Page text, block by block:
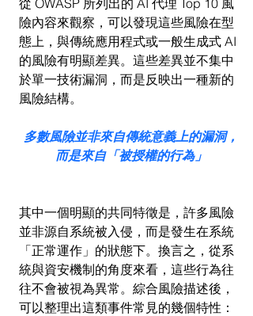
從 OWASP 所列出的 AI 代理 Top 10 風
險內容來觀察，可以發現這些風險在型
態上，與傳統應用程式或一般生成式 AI
的風險有明顯差異。這些差異並不集中
於單一技術漏洞，而是反映出一種新的
風險結構。
多數風險並非來自傳統意義上的漏洞，
而是來自「被授權的行為」
其中一個明顯的共同特徵是，許多風險
並非源自系統被入侵，而是發生在系統
「正常運作」的狀態下。換言之，從系
統與資安機制的角度來看，這些行為往
往不會被視為異常。綜合風險描述後，
可以整理出這類事件常見的幾個特性：